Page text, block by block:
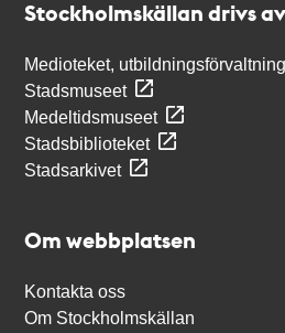
Stockholmskällan drivs av
Medioteket,
Stadsmuseet
Medeltidsmuseet
Stadsbiblioteket
Stadsarkivet
Om webbplatsen
Kontakta oss
Om Stockholmskällan